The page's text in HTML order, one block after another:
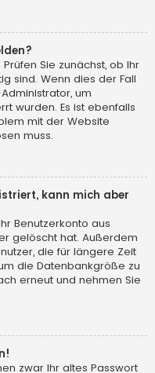
Sie zunächst, ob Ihr
sind. Wenn dies der Fall
um
wurden. Es ist ebenfalls
mit der Website
muss.
kann mich aber
Benutzerkonto aus
gelöscht hat. Außerdem
die für längere Zeit
die Datenbankgröße zu
erneut und nehmen Sie
zwar Ihr altes Passwort